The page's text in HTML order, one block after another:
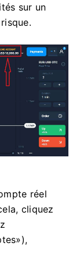
sur un
réel
cliquez